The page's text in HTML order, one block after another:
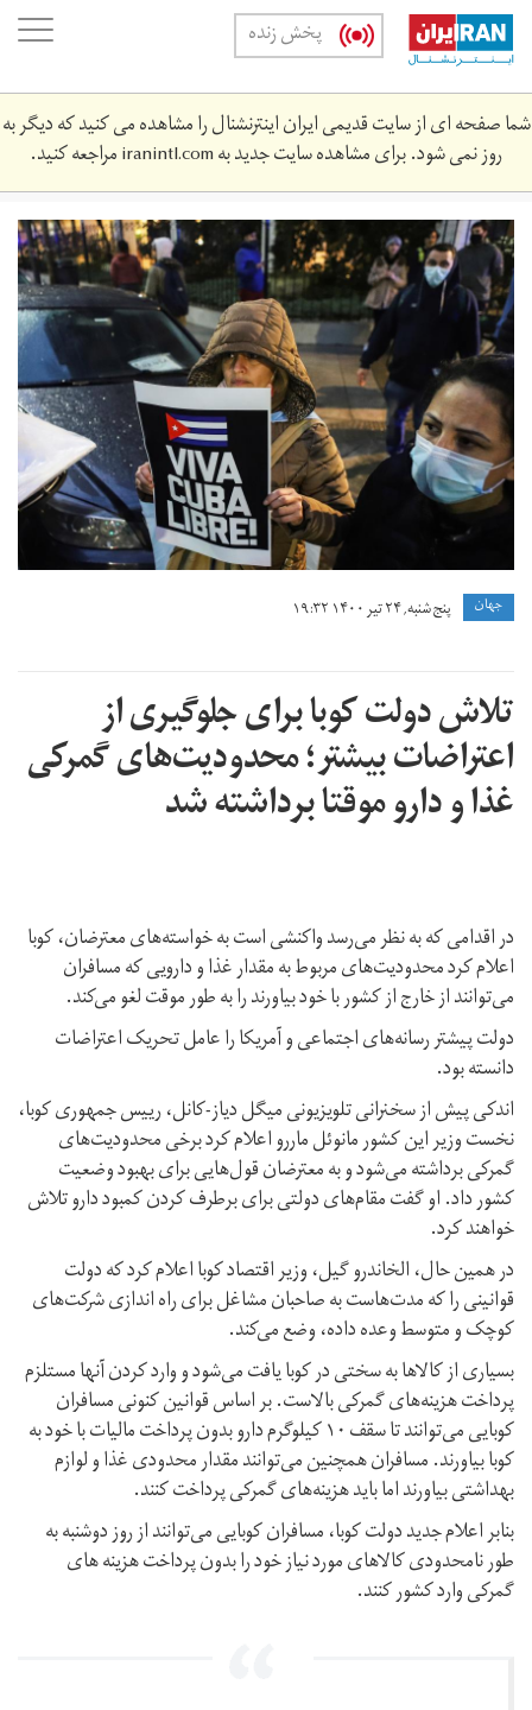
Skip
main
content
پخش زنده
شما صفحه ای از سایت قدیمی ایران اینترنشنال را مشاهده می کنید که دیگر به
روز نمی شود. برای مشاهده سایت جدید بهiranintl.comمراجعه کنید.
2021-
07-
unrest-
argentina.jpg
جهان پنج شنبه, ۲۴ تیر ۱۴۰۰ ۱۹:۳۲
تلاش دولت کوبا برای جلوگیری از
اعتراضات بیشتر؛ محدودیت‌های گمرکی
غذا و دارو موقتا برداشته شد
در اقدامی که به نظر می‌رسد واکنشی است به خواسته‌های معترضان، کوبا
اعلام کرد محدودیت‌های مربوط به مقدار غذا و دارویی که مسافران
می‌توانند از خارج از کشور با خود بیاورند را به طور موقت لغو می‌کند.
دولت پیشتر رسانه‌های اجتماعی و آمریکا را عامل تحریک اعتراضات
دانسته بود.
اندکی پیش از سخنرانی تلویزیونی میگل دیاز-کانل، رییس جمهوری کوبا،
نخست وزیر این کشور مانوئل ماررو اعلام کرد برخی محدودیت‌های
گمرکی برداشته می‌شود و به معترضان قول‌هایی برای بهبود وضعیت
کشور داد. او گفت مقام‌های دولتی برای برطرف کردن کمبود دارو تلاش
خواهند کرد.
در همین حال، الخاندرو گیل، وزیر اقتصاد کوبا اعلام کرد که دولت
قوانینی را که مدت‌هاست به صاحبان مشاغل برای راه اندازی شرکت‌های
کوچک و متوسط ​​وعده داده، وضع می‌کند.
بسیاری از کالاها به سختی در کوبا یافت می‌شود و وارد کردن آنها مستلزم
پرداخت هزینه‌های گمرکی بالاست. بر اساس قوانین کنونی مسافران
کوبایی می‌توانند تا سقف ۱۰ کیلوگرم دارو بدون پرداخت مالیات با خود به
کوبا بیاورند. مسافران همچنین می‌توانند مقدار محدودی غذا و لوازم
بهداشتی بیاورند اما باید هزینه‌های گمرکی پرداخت کنند.
بنابر اعلام جدید دولت کوبا، مسافران کوبایی می‌توانند از روز دوشنبه به
طور نامحدودی کالاهای مورد نیاز خود را بدون پرداخت هزینه های
گمرکی وارد کشور کنند.